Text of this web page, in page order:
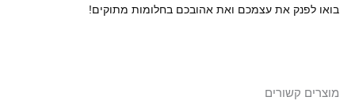
בואו לפנק את עצמכם ואת אהובכם בחלומות מתוקים!
מוצרים קשורים